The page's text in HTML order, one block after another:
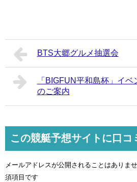
BTS大郷グルメ抽選会
「BIGFUN平和島杯」イ
のご案内
この競艇予想サイトに口コ
メールアドレスが公開されることはありませ
須項目です